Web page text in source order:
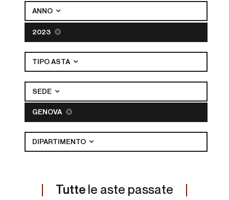
ANNO
2023
TIPO ASTA
SEDE
GENOVA
DIPARTIMENTO
Tutte le aste passate